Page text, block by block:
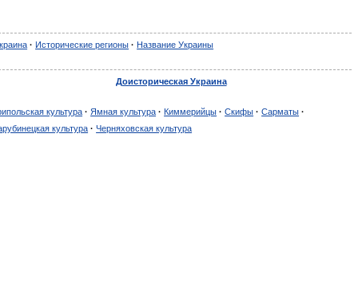
· Исторические регионы · Название Украины
Доисторическая Украина
культура · Ямная культура · Киммерийцы · Скифы · Сарматы ·
культура · Черняховская культура